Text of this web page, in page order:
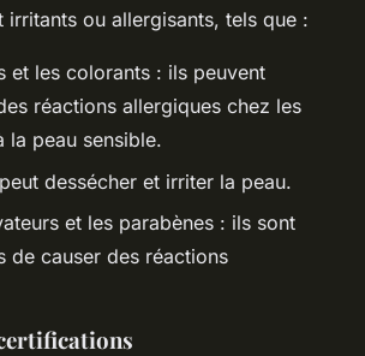
irritants ou allergisants, tels que :
et les colorants : ils peuvent
réactions allergiques chez les
la peau sensible.
dessécher et irriter la peau.
et les parabènes : ils sont
de causer des réactions